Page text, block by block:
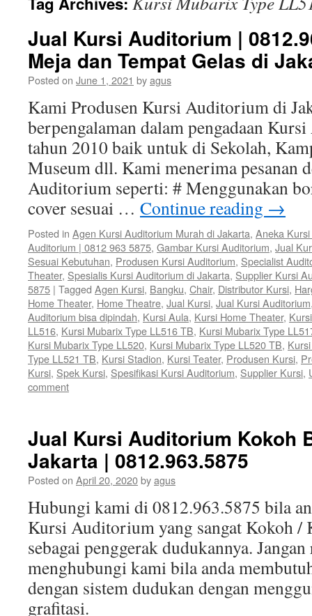
Jual Kursi Auditorium |
Meja dan Tempat Gelas di
Posted on June 1, 2021 byagus
Kami Produsen Kursi Auditorium di
berpengalaman dalam pengadaan
tahun 2010 baik untuk di Sekolah,
Museum dll. Kami menerima pesanan
Auditorium seperti: # Menggunakan
cover sesuai … Continue reading →
Posted in Agen Kursi Auditorium Murah di Jakarta, Aneka
Auditorium | 0812 963 5875, Gambar Kursi Auditorium, Jual
Sesuai Kebutuhan, Produsen Kursi Auditorium, Specialist
Theater, Spesialis Kursi Auditorium di Jakarta, Supplier Kursi
5875 | Tagged Agen Kursi, Bangku, Chair, Distributor Kursi,
Home Theater, Home Theatre, Jual Kursi, Jual Kursi Auditorium
Auditorium bisa dipindah, Kursi Aula, Kursi Home Theater,
LL516, Kursi Mubarix Type LL516 TB, Kursi Mubarix Type
Kursi Mubarix Type LL520, Kursi Mubarix Type LL520 TB,
Type LL521 TB, Kursi Stadion, Kursi Teater, Produsen Kursi,
Kursi, Spek Kursi, Spesifikasi Kursi Auditorium, Supplier Kursi,
comment
Jual Kursi Auditorium Kokoh
Jakarta | 0812.963.5875
Posted on April 20, 2020byagus
Hubungi kami di 0812.963.5875 bila
Kursi Auditorium yang sangat Kokoh /
sebagai penggerak dudukannya.
menghubungi kami bila anda
dengan sistem dudukan dengan
grafitasi.